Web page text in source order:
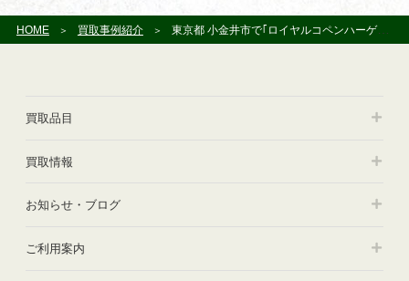
ブ
HOME 買取事例紹介 東京都 小金井市で｢ロイヤルコペンハーゲン｣のフィギュリン（人形）やイヤープレートを買受させて頂きました
買取品目
買取情報
お知らせ・ブログ
ご利用案内